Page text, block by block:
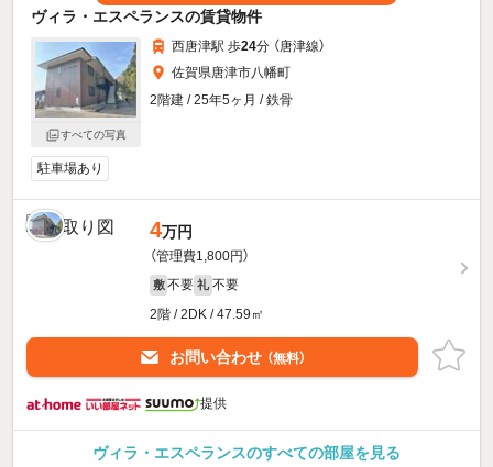
ヴィラ・エスペランスの賃貸物件
すべての写真
西唐津駅 歩24分 （唐津線）
佐賀県唐津市八幡町
2階建 / 25年5ヶ月 / 鉄骨
駐車場あり
4万円
（管理費1,800円）
敷 不要 礼 不要
2階 / 2DK / 47.59㎡
お問い合わせ （無料）
提供
ヴィラ・エスペランスのすべての部屋を見る